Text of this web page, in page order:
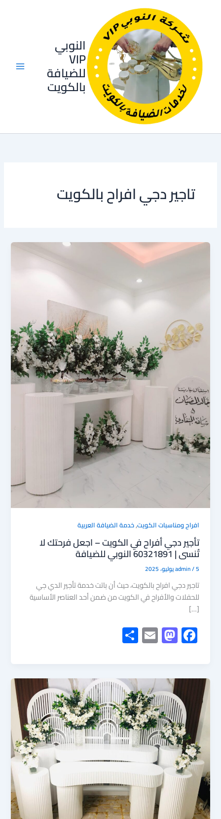
النوبي
VIP
للضيافة
بالكويت
تاجير دجي افراح بالكويت
افراح ومناسبات الكويت,خدمة الضيافة العربية
تأجير دجي أفراح في الكويت – اجعل فرحتك لا
تُنسى | 60321891 النوبي للضيافة
admin/5 يوليو، 2025
تاجير دجي افراح بالكويت، حيث أن باتت خدمة تأجير الدي جي
للحفلات والأفراح في الكويت من ضمن أحد العناصر الأساسية
[…]
F
ac
b
o
ok
M
as
d
o
n
E
m
e